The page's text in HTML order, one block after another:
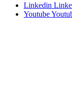
Linkedin
Youtube